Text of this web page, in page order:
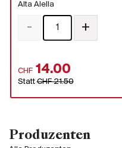
Produzenten
Alta Alella
CHF 14.00
StattCHF 21.50
- +